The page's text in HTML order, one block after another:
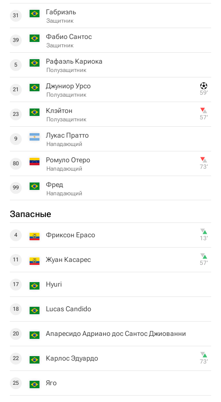
31 Габриэль
Защитник
39 Фабио Сантос
Защитник
5 Рафаэль Кариока
Полузащитник
21 Джуниор Урсо
Полузащитник 59‎’‎
23 Клэйтон
Полузащитник 57‎’‎
9 Лукас Пратто
Нападающий
80 Ромуло Отеро
Нападающий 73‎’‎
99 Фред
Нападающий
Запасные
4 Фриксон Ерасо 13‎’‎
11 Жуан Касарес 57‎’‎
17 Hyuri
18 Lucas Candido
20 Апаресидо Адриано дос Сантос Джиованни
22 Карлос Эдуардо 73‎’‎
25 Яго